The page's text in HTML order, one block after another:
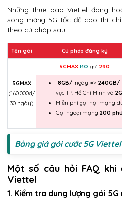
Những thuê bao Viettel đang
sóng mạng 5G tốc độ cao thì
theo cú pháp sau:
Tên gói Cú pháp đăng ký
5GMAX
(160.000đ/
30 ngày)
5GMAX MO gửi 290
8GB/ ngày =>240GB/
vực TP. Hồ Chí Minh và
Miễn phí gọi nội mạng
Gọi ngoại mạng 200
Bảng giá gói cước 5G
Một số câu hỏi FAQ
Viettel
1. Kiểm tra dung lượng gói 5G